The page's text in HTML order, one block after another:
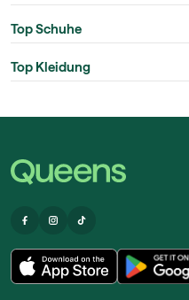
Top Schuhe
Top Kleidung